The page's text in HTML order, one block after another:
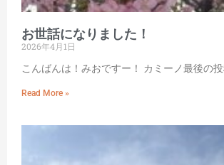
お世話になりました！
2026年4月1日
こんばんは！みおですー！ カミーノ最後の
Read More »